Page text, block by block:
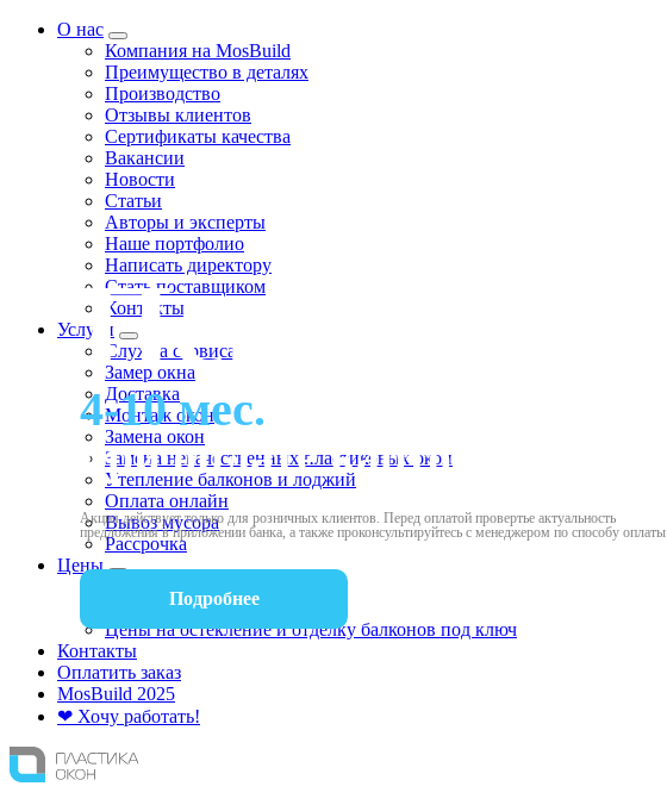
О нас
Компания на MosBuild
Преимущество в деталях
Производство
Отзывы клиентов
Сертификаты качества
Вакансии
Новости
Статьи
Авторы и эксперты
Нашe портфолио
Написать директору
Стать поставщиком
Контакты
Услуги
Служба сервиса
Замер окна
Доставка
Монтаж окон
Замена окон
Замена некачественных пластиковых окон
Утепление балконов и лоджий
Оплата онлайн
Вывоз мусора
Рассрочка
Цены
Цены на балконы
Цены на остекление и отделку балконов под ключ
Контакты
Оплатить заказ
MosBuild 2025
❤ Хочу работать!
Переплата
4-10 мес.
при оплате картой Халва
Акция действует только для розничных клиентов. Перед оплатой провертье актуальность
предложения в приложении банка, а также проконсультируйтесь с менеджером по способу оплаты
Подробнее